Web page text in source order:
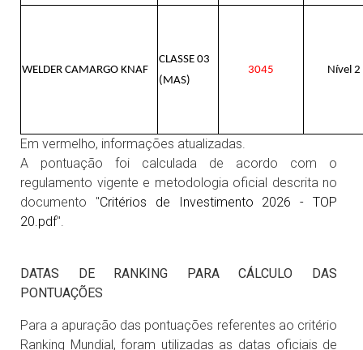
WELDER CAMARGO KNAF
CLASSE 03
(MAS)
3045 Nível 2
Em vermelho, informações atualizadas.
A pontuação foi calculada de acordo com o
regulamento vigente e metodologia oficial descrita no
documento "Critérios de Investimento 2026 - TOP
20.pdf".
DATAS DE RANKING PARA CÁLCULO DAS
PONTUAÇÕES
Para a apuração das pontuações referentes ao critério
Ranking Mundial, foram utilizadas as datas oficiais de